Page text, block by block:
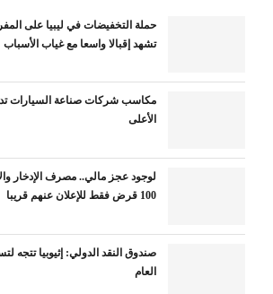
حملة التخفيضات في ليبيا على
تشهد إقبالا واسعا مع غياب الأسباب
مكاسب شركات صناعة السيارات
الأعلى
لوجود عجز مالي.. مصرف الإدخار
100 قرض فقط للإعلان عنهم قريبا
صندوق النقد الدولي: إثيوبيا تتجه
العام